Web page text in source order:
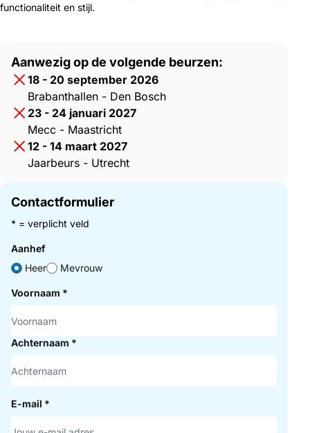
functionaliteit en stijl.
Aanwezig op de volgende beurzen:
18 - 20 september 2026
Brabanthallen - Den Bosch
23 - 24 januari 2027
Mecc - Maastricht
12 - 14 maart 2027
Jaarbeurs - Utrecht
Contactformulier
* = verplicht veld
Aanhef
Heer
Mevrouw
Voornaam *
Achternaam *
E-mail *